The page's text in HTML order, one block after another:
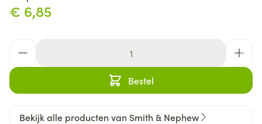
€ 6,85
Bestel
Bekijk alle producten van Smith & Nephew